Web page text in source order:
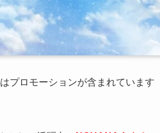
プロモーションが含まれています